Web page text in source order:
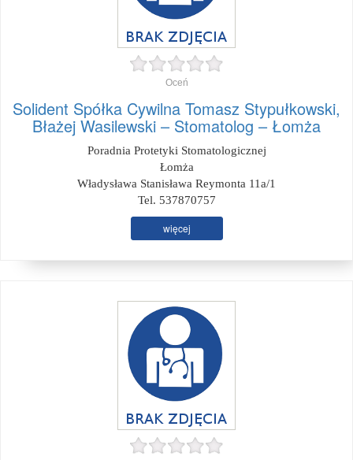
Oceń
Solident Spółka Cywilna Tomasz Stypułkowski,
Błażej Wasilewski – Stomatolog – Łomża
Poradnia Protetyki Stomatologicznej
Łomża
Władysława Stanisława Reymonta 11a/1
Tel. 537870757
więcej